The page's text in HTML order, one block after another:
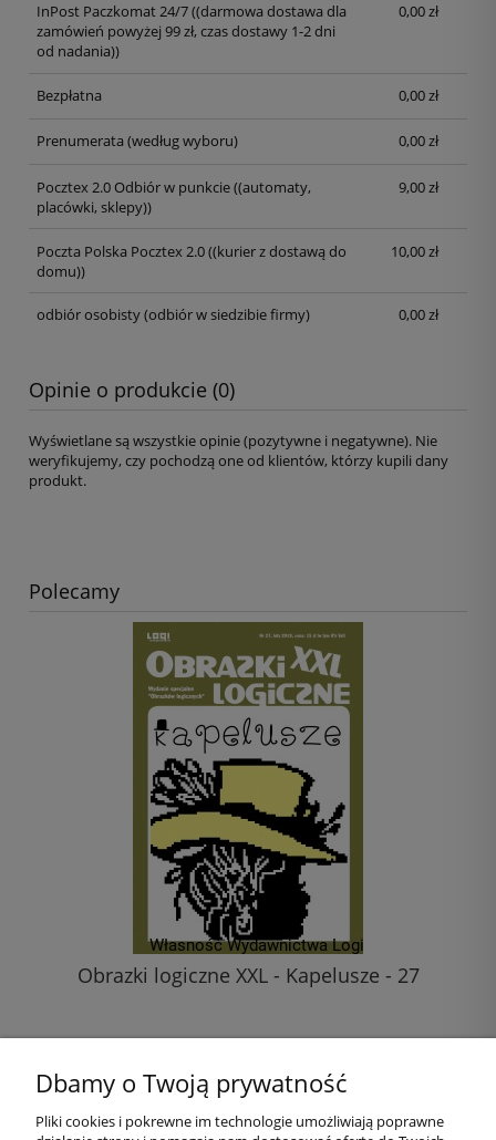
InPost Paczkomat 24/7((darmowa dostawa dla
zamówień powyżej 99 zł, czas dostawy 1-2 dni
od nadania))
0,00 zł
Bezpłatna 0,00 zł
Prenumerata (według wyboru) 0,00 zł
Pocztex 2.0 Odbiór w punkcie((automaty,
placówki, sklepy))
9,00 zł
Poczta Polska Pocztex 2.0((kurier z dostawą do
domu))
10,00 zł
odbiór osobisty(odbiór w siedzibie firmy) 0,00 zł
Opinie o produkcie (0)
Wyświetlane są wszystkie opinie (pozytywne i negatywne). Nie
weryfikujemy, czy pochodzą one od klientów, którzy kupili dany
produkt.
Polecamy
Obrazki logiczne XXL - Kapelusze - 27
do koszyka
Dbamy o Twoją prywatność
Pliki cookies i pokrewne im technologie umożliwiają poprawne